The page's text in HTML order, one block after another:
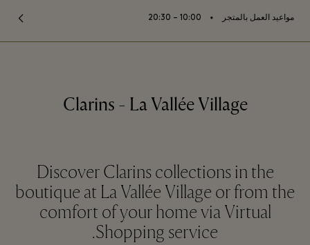
مواعيد العمل بالمتجر ⬩
10:00 – 20:30
Clarins - La Vallée Village
Discover Clarins collections in the
boutique at La Vallée Village or from the
comfort of your home via Virtual
Shopping service.